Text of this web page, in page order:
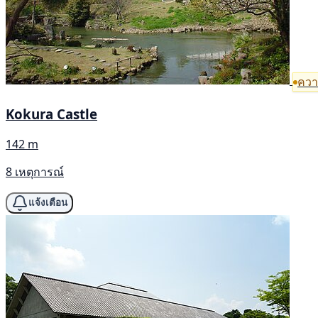
คว
Kokura Castle
142 m
8 เหตุการณ์
แจ้งเตือน